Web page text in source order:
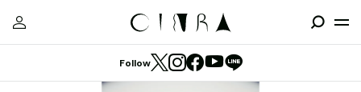
Follow